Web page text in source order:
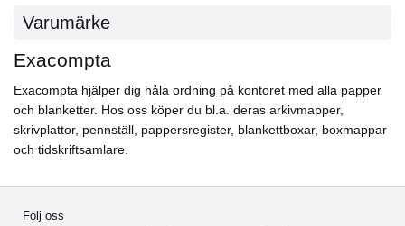
Varumärke
Exacompta
Exacompta hjälper dig håla ordning på kontoret med alla papper
och blanketter. Hos oss köper du bl.a. deras arkivmapper,
skrivplattor, pennställ, pappersregister, blankettboxar, boxmappar
och tidskriftsamlare.
Följ oss